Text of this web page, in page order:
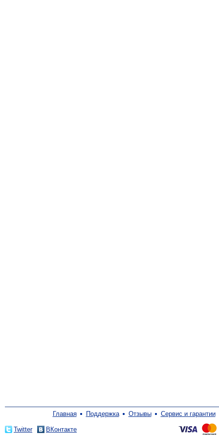
Главная Поддержка Отзывы Сервис и гарантии
Twitter ВКонтакте